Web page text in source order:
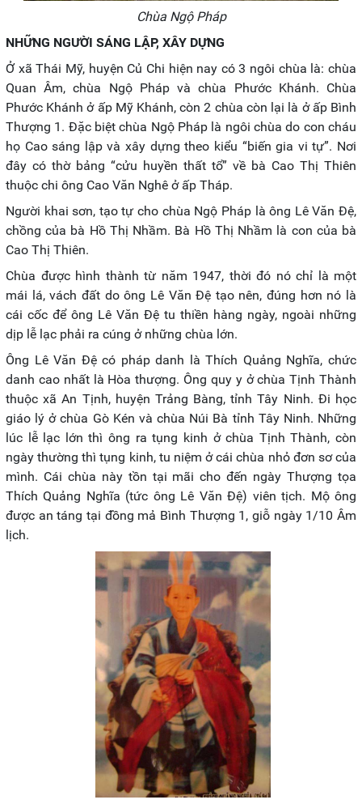
Chùa Ngộ Pháp
NHỮNG NGƯỜI SÁNG LẬP, XÂY DỰNG
Ở xã Thái Mỹ, huyện Củ Chi hiện nay có 3 ngôi chùa là: chùa
Quan Âm, chùa Ngộ Pháp và chùa Phước Khánh. Chùa
Phước Khánh ở ấp Mỹ Khánh, còn 2 chùa còn lại là ở ấp Bình
Thượng 1. Đặc biệt chùa Ngộ Pháp là ngôi chùa do con cháu
họ Cao sáng lập và xây dựng theo kiểu “biến gia vi tự”. Nơi
đây có thờ bảng “cửu huyền thất tổ” về bà Cao Thị Thiên
thuộc chi ông Cao Văn Nghê ở ấp Tháp.
Người khai sơn, tạo tự cho chùa Ngộ Pháp là ông Lê Văn Đệ,
chồng của bà Hồ Thị Nhầm. Bà Hồ Thị Nhầm là con của bà
Cao Thị Thiên.
Chùa được hình thành từ năm 1947, thời đó nó chỉ là một
mái lá, vách đất do ông Lê Văn Đệ tạo nên, đúng hơn nó là
cái cốc để ông Lê Văn Đệ tu thiền hàng ngày, ngoài những
dịp lễ lạc phải ra cúng ở những chùa lớn.
Ông Lê Văn Đệ có pháp danh là Thích Quảng Nghĩa, chức
danh cao nhất là Hòa thượng. Ông quy y ở chùa Tịnh Thành
thuộc xã An Tịnh, huyện Trảng Bàng, tỉnh Tây Ninh. Đi học
giáo lý ở chùa Gò Kén và chùa Núi Bà tỉnh Tây Ninh. Những
lúc lễ lạc lớn thì ông ra tụng kinh ở chùa Tịnh Thành, còn
ngày thường thì tụng kinh, tu niệm ở cái chùa nhỏ đơn sơ của
mình. Cái chùa này tồn tại mãi cho đến ngày Thượng tọa
Thích Quảng Nghĩa (tức ông Lê Văn Đệ) viên tịch. Mộ ông
được an táng tại đồng mả Bình Thượng 1, giỗ ngày 1/10 Âm
lịch.